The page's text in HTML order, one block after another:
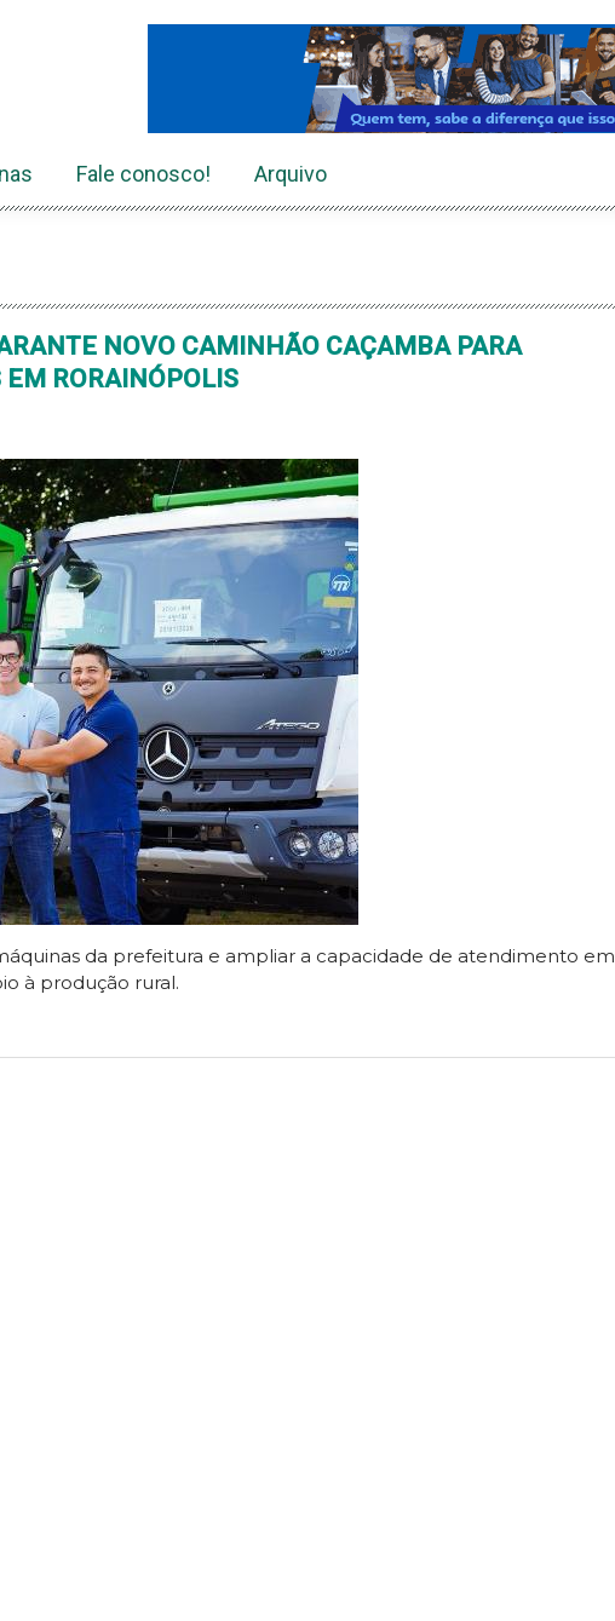
Fale conosco! Arquivo
NOVO CAMINHÃO CAÇAMBA PARA
RORAINÓPOLIS
da prefeitura e ampliar a capacidade de atendimento em
à produção rural.